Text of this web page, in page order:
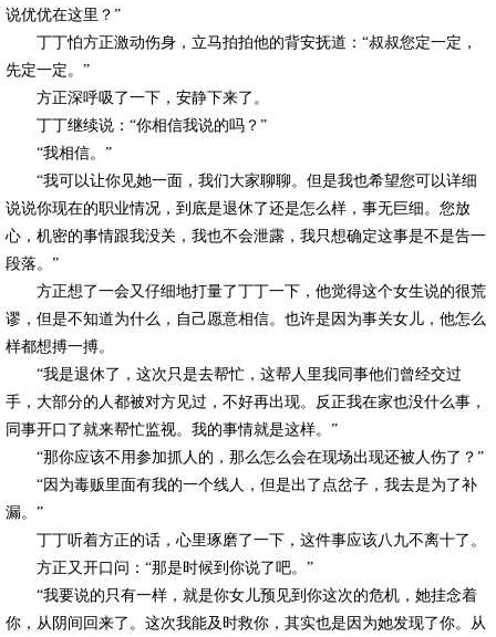
说优优在这里？”
丁丁怕方正激动伤身，立马拍拍他的背安抚道：“叔叔您定一定，
先定一定。”
方正深呼吸了一下，安静下来了。
丁丁继续说：“你相信我说的吗？”
“我相信。”
“我可以让你见她一面，我们大家聊聊。但是我也希望您可以详细
说说你现在的职业情况，到底是退休了还是怎么样，事无巨细。您放
心，机密的事情跟我没关，我也不会泄露，我只想确定这事是不是告一
段落。”
方正想了一会又仔细地打量了丁丁一下，他觉得这个女生说的很荒
谬，但是不知道为什么，自己愿意相信。也许是因为事关女儿，他怎么
样都想搏一搏。
“我是退休了，这次只是去帮忙，这帮人里我同事他们曾经交过
手，大部分的人都被对方见过，不好再出现。反正我在家也没什么事，
同事开口了就来帮忙监视。我的事情就是这样。”
“那你应该不用参加抓人的，那么怎么会在现场出现还被人伤了？”
“因为毒贩里面有我的一个线人，但是出了点岔子，我去是为了补
漏。”
丁丁听着方正的话，心里琢磨了一下，这件事应该八九不离十了。
方正又开口问：“那是时候到你说了吧。”
“我要说的只有一样，就是你女儿预见到你这次的危机，她挂念着
你，从阴间回来了。这次我能及时救你，其实也是因为她发现了你。从